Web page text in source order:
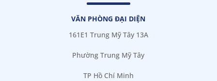
VĂN PHÒNG ĐẠI DIỆN
161E1 Trung Mỹ Tây 13A
Phường Trung Mỹ Tây
TP Hồ Chí Minh